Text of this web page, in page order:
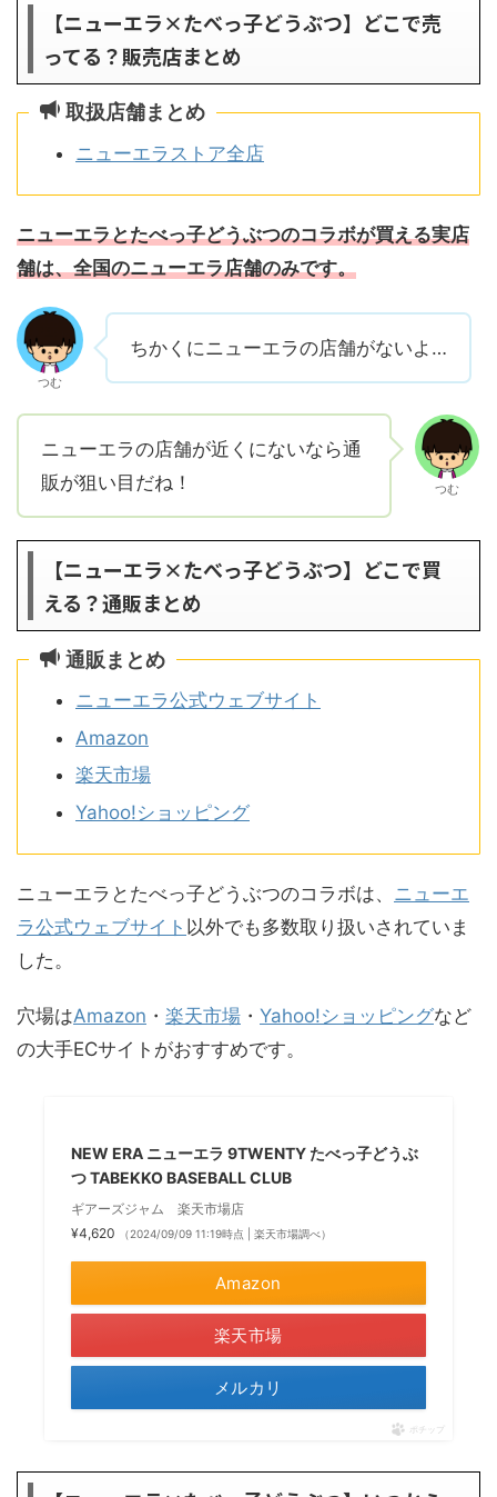
【ニューエラ×たべっ子どうぶつ】どこで売
ってる？販売店まとめ
取扱店舗まとめ
ニューエラストア全店
ニューエラとたべっ子どうぶつのコラボが買える実店
舗は、全国のニューエラ店舗のみです。
つむ
ちかくにニューエラの店舗がないよ…
ニューエラの店舗が近くにないなら通
販が狙い目だね！
つむ
【ニューエラ×たべっ子どうぶつ】どこで買
える？通販まとめ
通販まとめ
ニューエラ公式ウェブサイト
Amazon
楽天市場
Yahoo!ショッピング
ニューエラとたべっ子どうぶつのコラボは、 ニューエ
ラ公式ウェブサイト 以外でも多数取り扱いされていま
した。
穴場はAmazon ・ 楽天市場 ・ Yahoo!ショッピングなど
の大手ECサイトがおすすめです。
NEW ERA ニューエラ 9TWENTY たべっ子どうぶ
つ TABEKKO BASEBALL CLUB
ギアーズジャム 楽天市場店
¥4,620
（2024/09/09 11:19時点 | 楽天市場調べ）
Amazon
楽天市場
メルカリ
ポチップ